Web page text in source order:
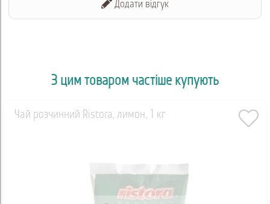
Характеристики лимонного чаю Ristora
- Вид: розчинний чай
- Вага: 1 кг
- Призначення: вендингові автомати, HoReCa, домашнє
Додати відгук
З цим товаром частіше купують
Чай розчинний Ristora, лимон, 1 кг